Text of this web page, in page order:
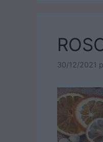
30/12/2021